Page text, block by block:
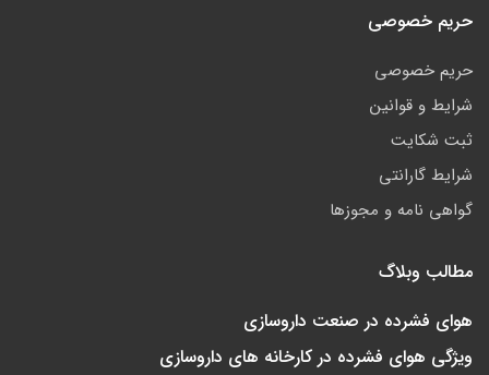
حریم خصوصی
حریم خصوصی
شرایط و قوانین
ثبت شکایت
شرایط گارانتی
گواهی نامه و مجوزها
مطالب وبلاگ
هوای فشرده در صنعت داروسازی
ویژگی هوای فشرده در کارخانه های داروسازی